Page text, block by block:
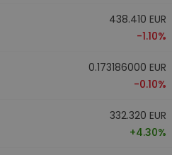
438.410 EUR
-1.10%
0.173186000 EUR
-0.10%
332.320 EUR
+4.30%